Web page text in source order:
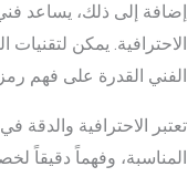
إضافة إلى ذلك، يساعد
الاحترافية. يمكن
الفني القدرة على فهم
تعتبر الاحترافية والدقة
المناسبة، وفهماً دقيقاً